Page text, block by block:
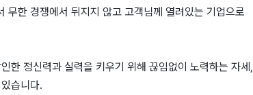
무한 경쟁에서 뒤지지 않고 고객님께 열려있는 기업으로
한 정신력과 실력을 키우기 위해 끊임없이 노력하는 자세,
습니다.